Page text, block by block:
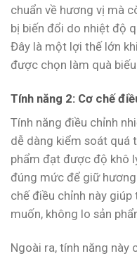
chuẩn về hương vị mà
bị biến đổi do nhiệt độ
Đây là một lợi thế lớn
được chọn làm quà
Tính năng 2: Cơ chế
Tính năng điều chỉnh
dễ dàng kiểm soát quá
phẩm đạt được độ khô
đúng mức để giữ
chế điều chỉnh này
muốn, không lo sản
Ngoài ra, tính năng này